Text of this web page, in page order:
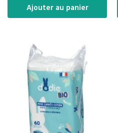
Ajouter au panier